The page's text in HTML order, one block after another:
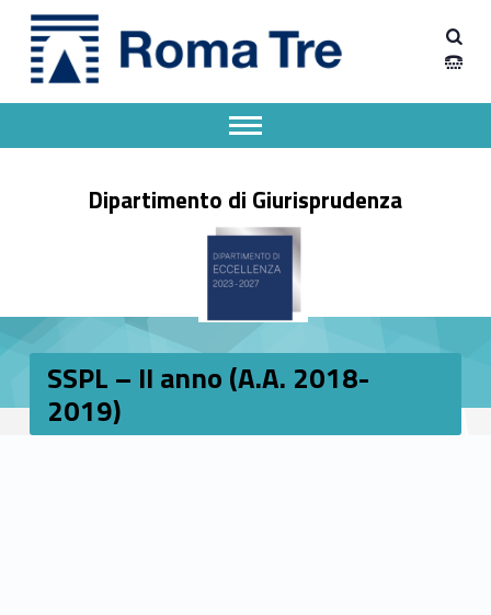
SSPL – II anno (A.A. 2018- 2019) - Dipartimento Giurisprudenza
Dipartimento di Giurisprudenza
Primary Menu
Apri il menu secondario
Header info sidebar
SSPL – II anno (A.A. 2018-
2019)